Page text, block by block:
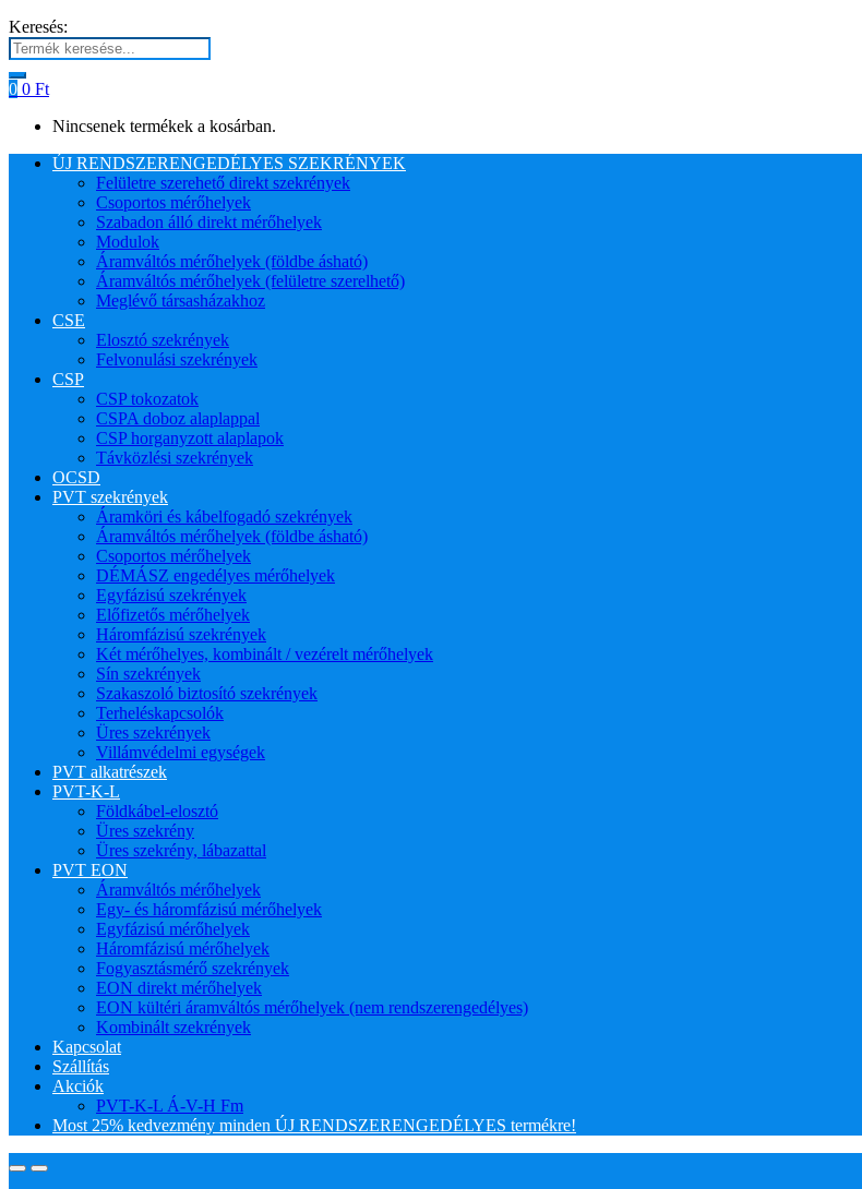
Keresés:
0 0 Ft
Nincsenek termékek a kosárban.
ÚJ RENDSZERENGEDÉLYES SZEKRÉNYEK
Felületre szerehető direkt szekrények
Csoportos mérőhelyek
Szabadon álló direkt mérőhelyek
Modulok
Áramváltós mérőhelyek (földbe ásható)
Áramváltós mérőhelyek (felületre szerelhető)
Meglévő társasházakhoz
CSE
Elosztó szekrények
Felvonulási szekrények
CSP
CSP tokozatok
CSPA doboz alaplappal
CSP horganyzott alaplapok
Távközlési szekrények
OCSD
PVT szekrények
Áramköri és kábelfogadó szekrények
Áramváltós mérőhelyek (földbe ásható)
Csoportos mérőhelyek
DÉMÁSZ engedélyes mérőhelyek
Egyfázisú szekrények
Előfizetős mérőhelyek
Háromfázisú szekrények
Két mérőhelyes, kombinált / vezérelt mérőhelyek
Sín szekrények
Szakaszoló biztosító szekrények
Terheléskapcsolók
Üres szekrények
Villámvédelmi egységek
PVT alkatrészek
PVT-K-L
Földkábel-elosztó
Üres szekrény
Üres szekrény, lábazattal
PVT EON
Áramváltós mérőhelyek
Egy- és háromfázisú mérőhelyek
Egyfázisú mérőhelyek
Háromfázisú mérőhelyek
Fogyasztásmérő szekrények
EON direkt mérőhelyek
EON kültéri áramváltós mérőhelyek (nem rendszerengedélyes)
Kombinált szekrények
Kapcsolat
Szállítás
Akciók
PVT-K-L Á-V-H Fm
Most 25% kedvezmény minden ÚJ RENDSZERENGEDÉLYES termékre!